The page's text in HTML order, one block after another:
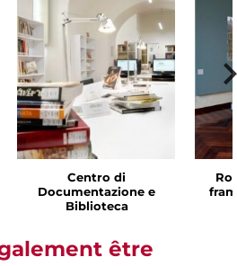
Centro di
Documentazione e
Biblioteca
être